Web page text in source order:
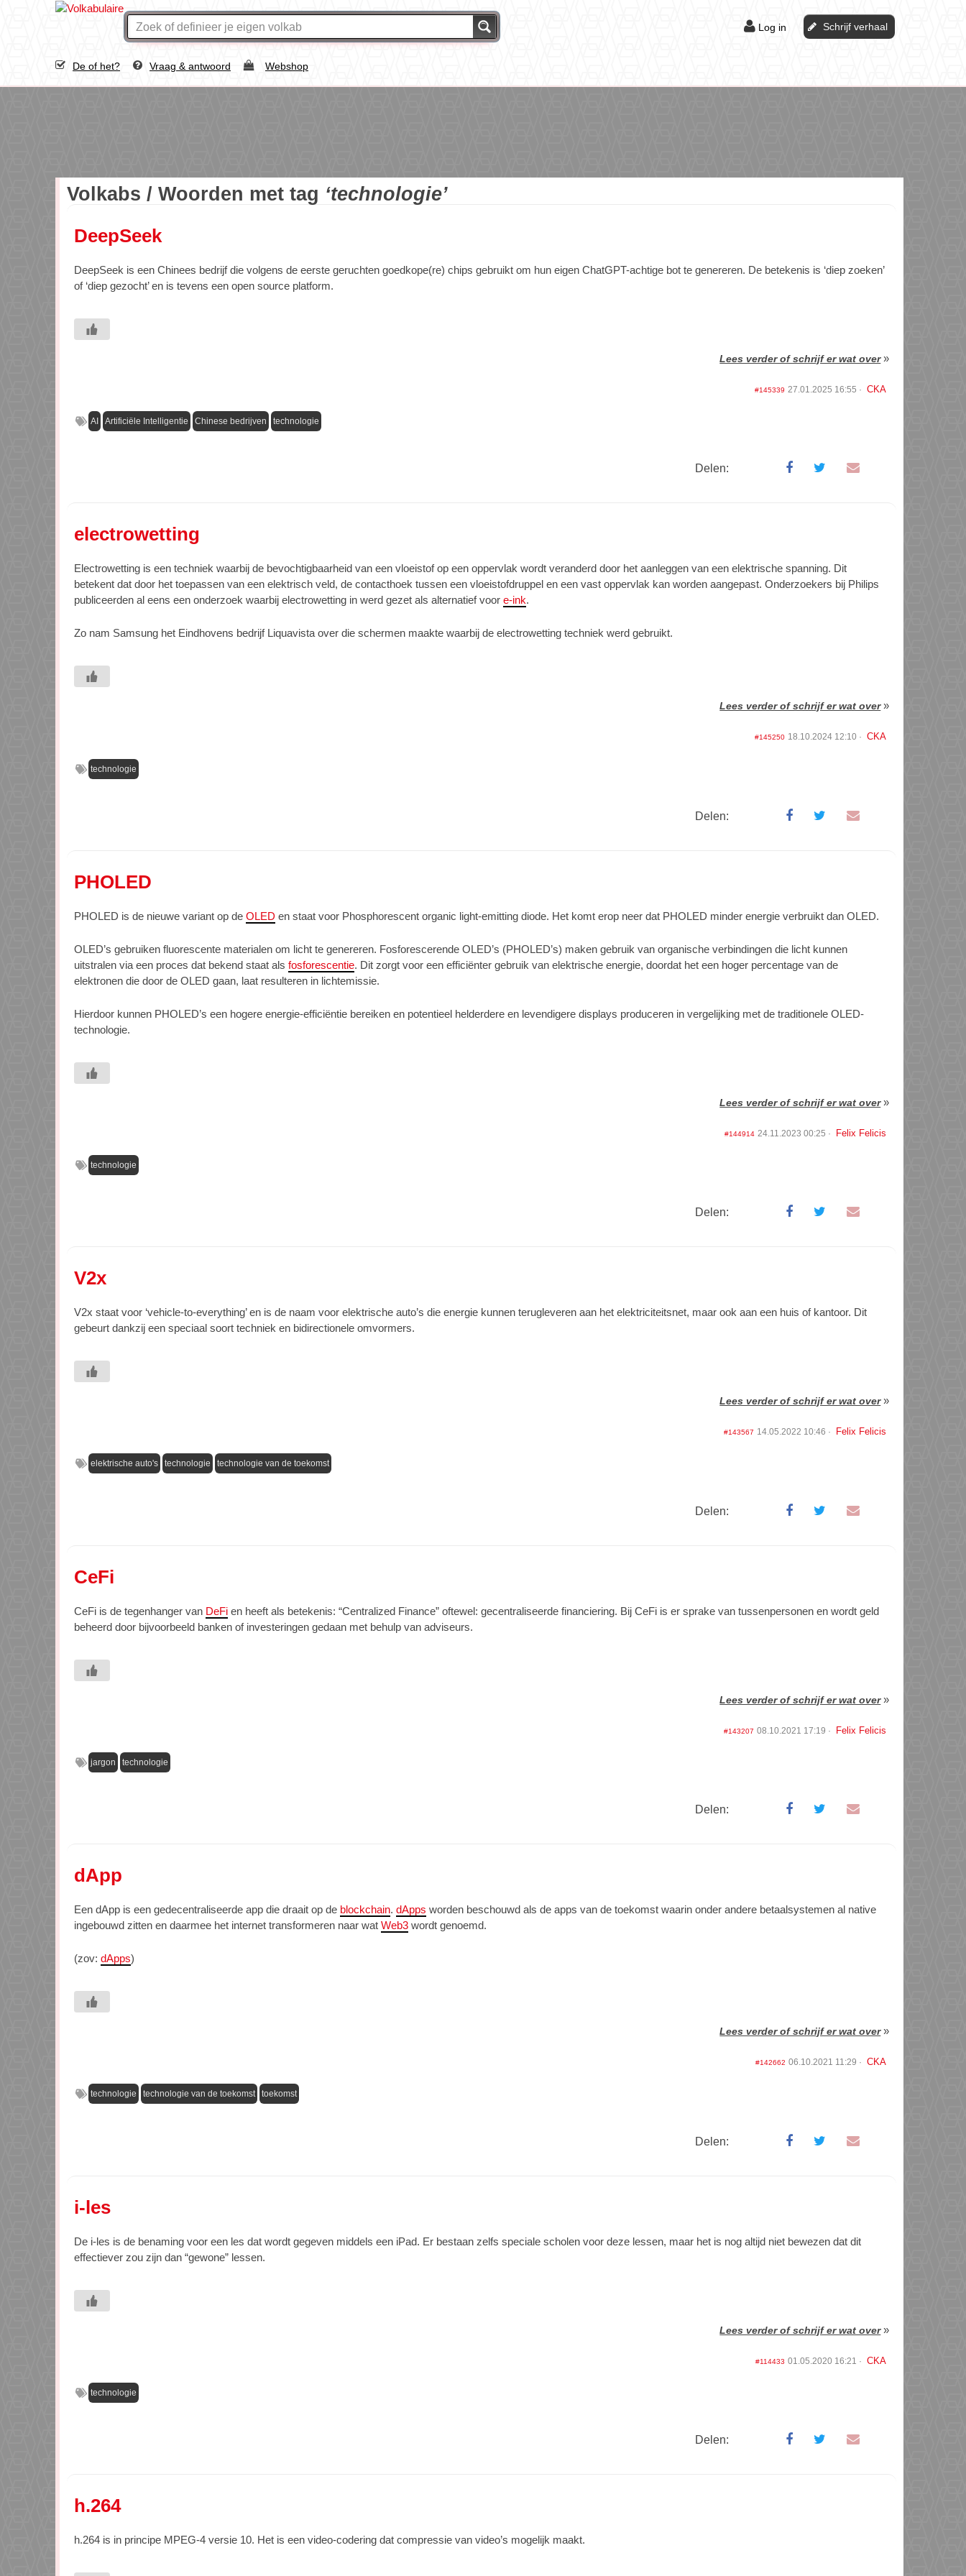
Log in Schrijf verhaal
De of het? Vraag & antwoord Webshop
Volkabs / Woorden met tag ‘technologie’
DeepSeek
DeepSeek is een Chinees bedrijf die volgens de eerste geruchten goedkope(re) chips gebruikt om hun eigen ChatGPT-achtige bot te genereren. De betekenis is ‘diep zoeken’
of ‘diep gezocht’ en is tevens een open source platform.
Lees verder of schrijf er wat over»
#145339 27.01.2025 16:55 CKA
AI Artificiële Intelligentie Chinese bedrijven technologie
Delen:
electrowetting
Electrowetting is een techniek waarbij de bevochtigbaarheid van een vloeistof op een oppervlak wordt veranderd door het aanleggen van een elektrische spanning. Dit
betekent dat door het toepassen van een elektrisch veld, de contacthoek tussen een vloeistofdruppel en een vast oppervlak kan worden aangepast. Onderzoekers bij Philips
publiceerden al eens een onderzoek waarbij electrowetting in werd gezet als alternatief voor e-ink.
Zo nam Samsung het Eindhovens bedrijf Liquavista over die schermen maakte waarbij de electrowetting techniek werd gebruikt.
Lees verder of schrijf er wat over»
#145250 18.10.2024 12:10 CKA
technologie
Delen:
PHOLED
PHOLED is de nieuwe variant op de OLED en staat voor Phosphorescent organic light-emitting diode. Het komt erop neer dat PHOLED minder energie verbruikt dan OLED.
OLED’s gebruiken fluorescente materialen om licht te genereren. Fosforescerende OLED’s (PHOLED’s) maken gebruik van organische verbindingen die licht kunnen
uitstralen via een proces dat bekend staat als fosforescentie. Dit zorgt voor een efficiënter gebruik van elektrische energie, doordat het een hoger percentage van de
elektronen die door de OLED gaan, laat resulteren in lichtemissie.
Hierdoor kunnen PHOLED’s een hogere energie-efficiëntie bereiken en potentieel helderdere en levendigere displays produceren in vergelijking met de traditionele OLED-
technologie.
Lees verder of schrijf er wat over»
#144914 24.11.2023 00:25 Felix Felicis
technologie
Delen:
V2x
V2x staat voor ‘vehicle-to-everything’ en is de naam voor elektrische auto’s die energie kunnen terugleveren aan het elektriciteitsnet, maar ook aan een huis of kantoor. Dit
gebeurt dankzij een speciaal soort techniek en bidirectionele omvormers.
Lees verder of schrijf er wat over»
#143567 14.05.2022 10:46 Felix Felicis
elektrische auto's technologie technologie van de toekomst
Delen:
CeFi
CeFi is de tegenhanger van DeFi en heeft als betekenis: “Centralized Finance” oftewel: gecentraliseerde financiering. Bij CeFi is er sprake van tussenpersonen en wordt geld
beheerd door bijvoorbeeld banken of investeringen gedaan met behulp van adviseurs.
Lees verder of schrijf er wat over»
#143207 08.10.2021 17:19 Felix Felicis
jargon technologie
Delen:
dApp
Een dApp is een gedecentraliseerde app die draait op de blockchain. dApps worden beschouwd als de apps van de toekomst waarin onder andere betaalsystemen al native
ingebouwd zitten en daarmee het internet transformeren naar wat Web3 wordt genoemd.
(zov: dApps)
Lees verder of schrijf er wat over»
#142662 06.10.2021 11:29 CKA
technologie technologie van de toekomst toekomst
Delen:
i-les
De i-les is de benaming voor een les dat wordt gegeven middels een iPad. Er bestaan zelfs speciale scholen voor deze lessen, maar het is nog altijd niet bewezen dat dit
effectiever zou zijn dan “gewone” lessen.
Lees verder of schrijf er wat over»
#114433 01.05.2020 16:21 CKA
technologie
Delen:
h.264
h.264 is in principe MPEG-4 versie 10. Het is een video-codering dat compressie van video’s mogelijk maakt.